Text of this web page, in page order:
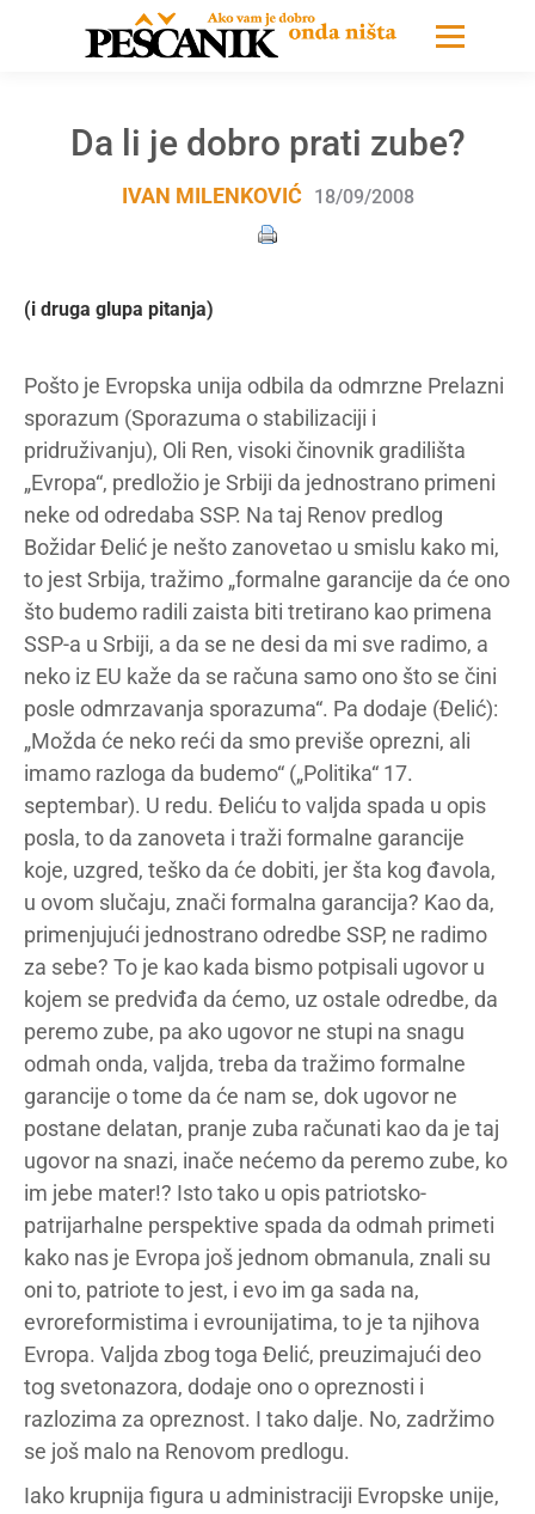
Da li je dobro prati zube?
IVAN MILENKOVIĆ 18/09/2008
(i druga glupa pitanja)
Pošto je Evropska unija odbila da odmrzne Prelazni
sporazum (Sporazuma o stabilizaciji i
pridruživanju), Oli Ren, visoki činovnik gradilišta
„Evropa“, predložio je Srbiji da jednostrano primeni
neke od odredaba SSP. Na taj Renov predlog
Božidar Đelić je nešto zanovetao u smislu kako mi,
to jest Srbija, tražimo „formalne garancije da će ono
što budemo radili zaista biti tretirano kao primena
SSP-a u Srbiji, a da se ne desi da mi sve radimo, a
neko iz EU kaže da se računa samo ono što se čini
posle odmrzavanja sporazuma“. Pa dodaje (Đelić):
„Možda će neko reći da smo previše oprezni, ali
imamo razloga da budemo“ („Politika“ 17.
septembar). U redu. Đeliću to valjda spada u opis
posla, to da zanoveta i traži formalne garancije
koje, uzgred, teško da će dobiti, jer šta kog đavola,
u ovom slučaju, znači formalna garancija? Kao da,
primenjujući jednostrano odredbe SSP, ne radimo
za sebe? To je kao kada bismo potpisali ugovor u
kojem se predviđa da ćemo, uz ostale odredbe, da
peremo zube, pa ako ugovor ne stupi na snagu
odmah onda, valjda, treba da tražimo formalne
garancije o tome da će nam se, dok ugovor ne
postane delatan, pranje zuba računati kao da je taj
ugovor na snazi, inače nećemo da peremo zube, ko
im jebe mater!? Isto tako u opis patriotsko-
patrijarhalne perspektive spada da odmah primeti
kako nas je Evropa još jednom obmanula, znali su
oni to, patriote to jest, i evo im ga sada na,
evroreformistima i evrounijatima, to je ta njihova
Evropa. Valjda zbog toga Đelić, preuzimajući deo
tog svetonazora, dodaje ono o opreznosti i
razlozima za opreznost. I tako dalje. No, zadržimo
se još malo na Renovom predlogu.
Iako krupnija figura u administraciji Evropske unije,